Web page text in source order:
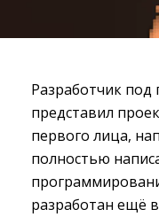
Разработчик
представил
первого лица,
полностью
разработан ещё